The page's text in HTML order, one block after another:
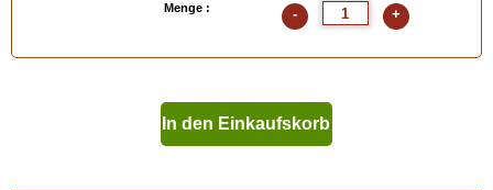
Menge : - +
In den Einkaufskorb